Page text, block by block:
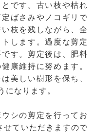
です。古い枝や枯れ
ばさみやノコギリで
枝を残しながら、全
します。過度な剪定
す。剪定後は、肥料
康維持に努めます。
美しい樹形を保ち、
になります。
シの剪定を行ってお
せていただきますので